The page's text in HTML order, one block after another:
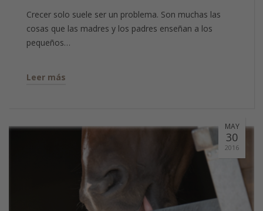
Crecer solo suele ser un problema. Son muchas las
cosas que las madres y los padres enseñan a los
pequeños…
Leer más
MAY
30
2016